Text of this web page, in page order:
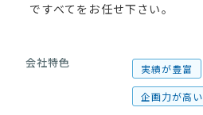
ですべてをお任せ下さい。
会社特色 実績が豊富
企画力が高い